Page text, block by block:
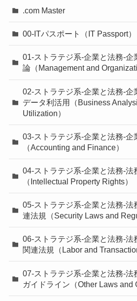
.com Master
00-ITパスポート（IT Passport）
01-ストラテジ系-企業と法務-企
論（Management and
02-ストラテジ系-企業と法務-企
データ利活用（Business
Utilization）
03-ストラテジ系-企業と法務-企
（Accounting and Finance）
04-ストラテジ系-企業と法務-法
（Intellectual Property Rights）
05-ストラテジ系-企業と法務-法
連法規（Security Laws and
06-ストラテジ系-企業と法務-法
関連法規（Labor and
07-ストラテジ系-企業と法務-法
ガイドライン（Other Laws and